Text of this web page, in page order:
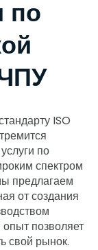
по
ISO
по
спектром
предлагаем
от создания
позволяет
свой рынок.